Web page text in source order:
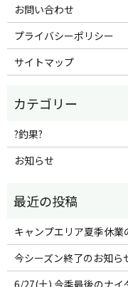
お問い合わせ
プライバシーポリシー
サイトマップ
?釣果?
お知らせ
キャンプエリア夏季休
今シーズン終了のお知